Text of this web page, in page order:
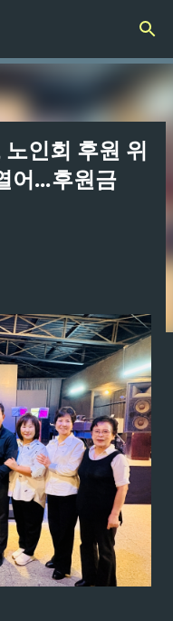
뛰기
인회 후원 위
어...후원금